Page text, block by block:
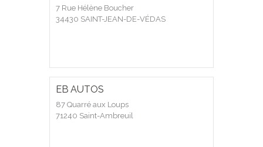
7 Rue Hélène Boucher
34430 SAINT-JEAN-DE-VÉDAS
EB AUTOS
87 Quarré aux Loups
71240 Saint-Ambreuil